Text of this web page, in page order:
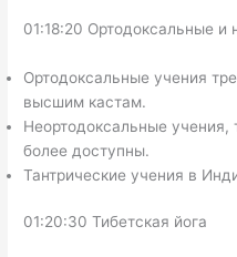
01:18:20 Ортодоксальные и
Ортодоксальные учения
высшим кастам.
Неортодоксальные
более доступны.
Тантрические учения в
01:20:30 Тибетская йога